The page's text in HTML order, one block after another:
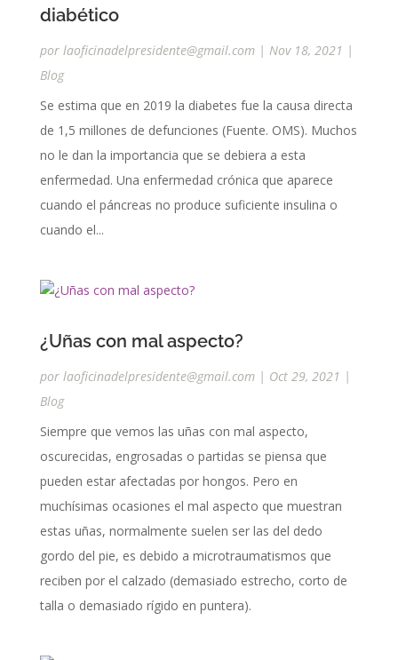
diabético
por laoficinadelpresidente@gmail.com| Nov 18, 2021 |
Blog
Se estima que en 2019 la diabetes fue la causa directa
de 1,5 millones de defunciones (Fuente. OMS). Muchos
no le dan la importancia que se debiera a esta
enfermedad. Una enfermedad crónica que aparece
cuando el páncreas no produce suficiente insulina o
cuando el...
¿Uñas con mal aspecto?
por laoficinadelpresidente@gmail.com| Oct 29, 2021 |
Blog
Siempre que vemos las uñas con mal aspecto,
oscurecidas, engrosadas o partidas se piensa que
pueden estar afectadas por hongos. Pero en
muchísimas ocasiones el mal aspecto que muestran
estas uñas, normalmente suelen ser las del dedo
gordo del pie, es debido a microtraumatismos que
reciben por el calzado (demasiado estrecho, corto de
talla o demasiado rígido en puntera).